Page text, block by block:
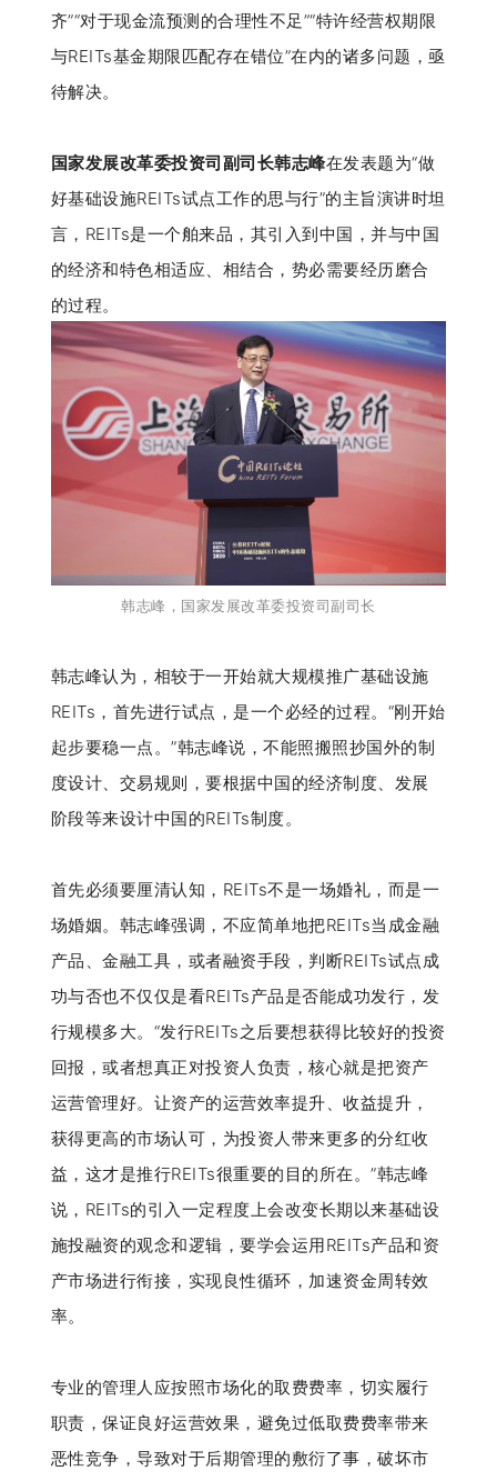
齐”“对于现金流预测的合理性不足”“特许经营权期限
与REITs基金期限匹配存在错位”在内的诸多问题，亟
待解决。
国家发展改革委投资司副司长韩志峰在发表题为“做
好基础设施REITs试点工作的思与行”的主旨演讲时坦
言，REITs是一个舶来品，其引入到中国，并与中国
的经济和特色相适应、相结合，势必需要经历磨合
的过程。
韩志峰 ，国家发展改革委投资司副司长
韩志峰认为，相较于一开始就大规模推广基础设施
REITs，首先进行试点，是一个必经的过程。“刚开始
起步要稳一点。”韩志峰说，不能照搬照抄国外的制
度设计、交易规则，要根据中国的经济制度、发展
阶段等来设计中国的REITs制度。
首先必须要厘清认知，REITs不是一场婚礼，而是一
场婚姻。韩志峰强调，不应简单地把REITs当成金融
产品、金融工具，或者融资手段，判断REITs试点成
功与否也不仅仅是看REITs产品是否能成功发行，发
行规模多大。“发行REITs之后要想获得比较好的投资
回报，或者想真正对投资人负责，核心就是把资产
运营管理好。让资产的运营效率提升、收益提升，
获得更高的市场认可，为投资人带来更多的分红收
益，这才是推行REITs很重要的目的所在。”韩志峰
说，REITs的引入一定程度上会改变长期以来基础设
施投融资的观念和逻辑，要学会运用REITs产品和资
产市场进行衔接，实现良性循环，加速资金周转效
率。
专业的管理人应按照市场化的取费费率，切实履行
职责，保证良好运营效果，避免过低取费费率带来
恶性竞争，导致对于后期管理的敷衍了事，破坏市